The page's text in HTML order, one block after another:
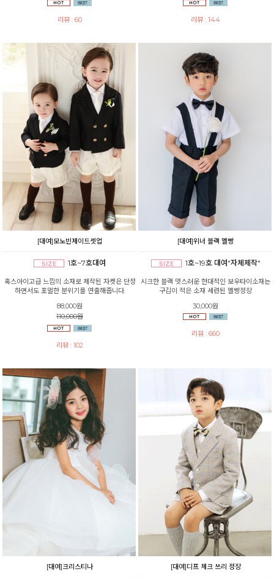
리뷰 : 60 리뷰 : 144
[대여]모노빈제이드셋업
1호~7호대여
혹스아이고급 느낌의 소재로 제작된 자켓은 단정
하면서도 포멀한 분위기를 연출해줍니다.
88,000원
110,000원
리뷰 : 102
[대여]위너 블랙 멜빵
1호~19호 대여"자체제작"
시크한 블랙 멋스러운 현대적인 보우타이소재는
구김이 적은 소재 세련된 멜빵정장
30,000원
리뷰 : 660
[대여]크리스티나 [대여]디프 체크 쓰리 정장